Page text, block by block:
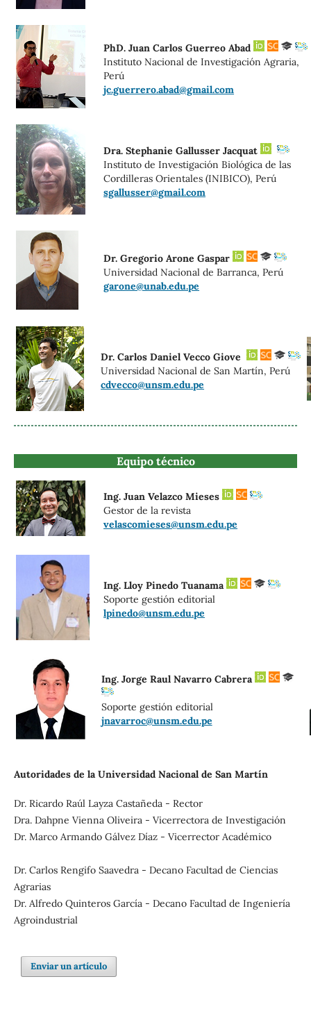
PhD. Juan Carlos Guerreo Abad
Instituto Nacional de Investigación Agraria,
Perú
jc.guerrero.abad@gmail.com
Dra. Stephanie Gallusser Jacquat
Instituto de Investigación Biológica de las
Cordilleras Orientales (INIBICO), Perú
sgallusser@gmail.com
Dr. Gregorio Arone Gaspar
Universidad Nacional de Barranca, Perú
garone@unab.edu.pe
Dr. Carlos Daniel Vecco Giove
Universidad Nacional de San Martín, Perú
cdvecco@unsm.edu.pe
Equipo técnico
Ing. Juan Velazco Mieses
Gestor de la revista
velascomieses@unsm.edu.pe
Ing. Lloy Pinedo Tuanama
Soporte gestión editorial
lpinedo@unsm.edu.pe
Ing. Jorge Raul Navarro Cabrera
Soporte gestión editorial
jnavarroc@unsm.edu.pe
Autoridades de la Universidad Nacional de San Martín
Dr. Ricardo Raúl Layza Castañeda - Rector
Dra. Dahpne Vienna Oliveira - Vicerrectora de Investigación
Dr. Marco Armando Gálvez Díaz - Vicerrector Académico
Dr. Carlos Rengifo Saavedra - Decano Facultad de Ciencias
Agrarias
Dr. Alfredo Quinteros García - Decano Facultad de Ingeniería
Agroindustrial
Enviar un artículo